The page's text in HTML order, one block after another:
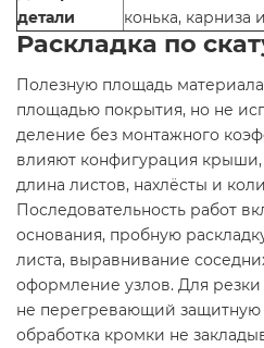
детали
конька,
Раскладка по
Полезную площадь
площадью покрытия, но не
деление без монтажного
влияют конфигурация крыши,
длина листов, нахлёсты и
Последовательность работ
основания, пробную
листа, выравнивание
оформление узлов. Для
не перегревающий защитную
обработка кромки не